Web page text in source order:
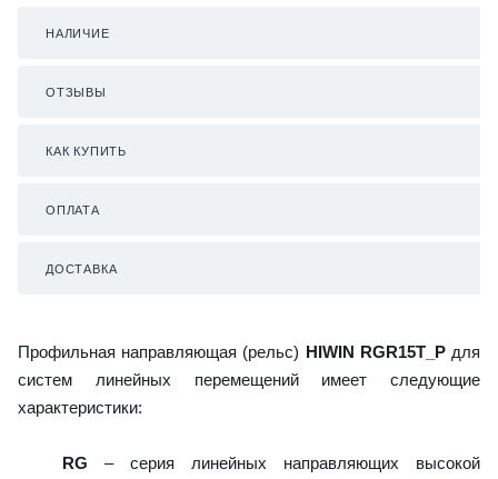
НАЛИЧИЕ
ОТЗЫВЫ
КАК КУПИТЬ
ОПЛАТА
ДОСТАВКА
Профильная направляющая (рельс) HIWIN RGR15T_Pдля
систем линейных перемещений имеет следующие
характеристики:
RG – серия линейных направляющих высокой